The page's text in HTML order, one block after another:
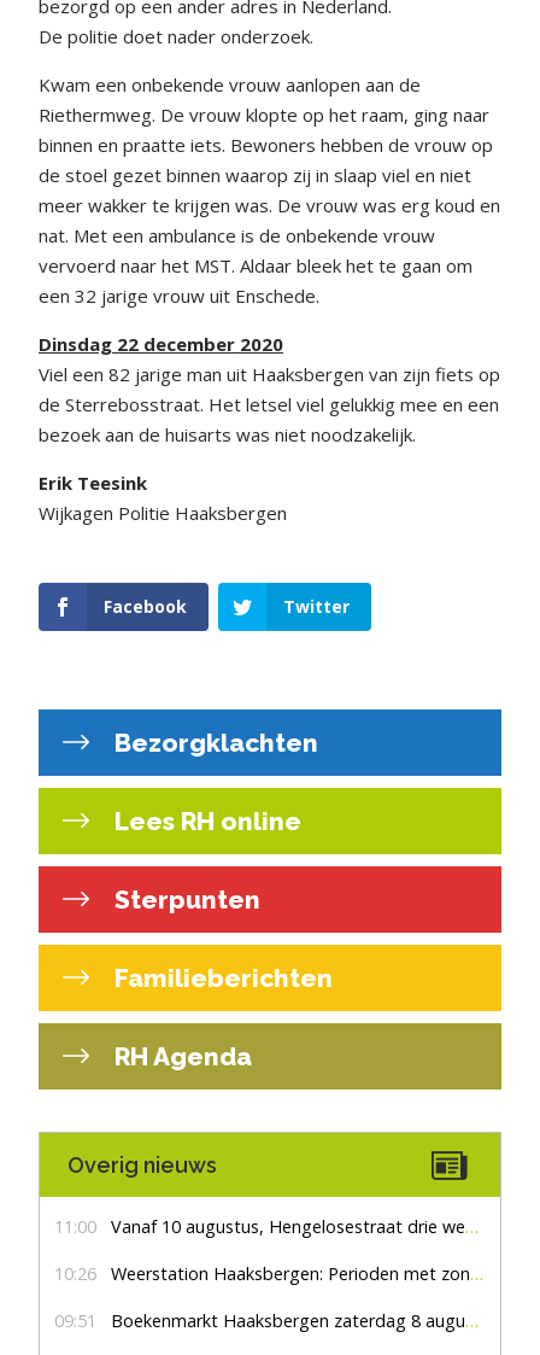
bezorgd op een ander adres in Nederland.
De politie doet nader onderzoek.
Kwam een onbekende vrouw aanlopen aan de
Riethermweg. De vrouw klopte op het raam, ging naar
binnen en praatte iets. Bewoners hebben de vrouw op
de stoel gezet binnen waarop zij in slaap viel en niet
meer wakker te krijgen was. De vrouw was erg koud en
nat. Met een ambulance is de onbekende vrouw
vervoerd naar het MST. Aldaar bleek het te gaan om
een 32 jarige vrouw uit Enschede.
Dinsdag 22 december 2020
Viel een 82 jarige man uit Haaksbergen van zijn fiets op
de Sterrebosstraat. Het letsel viel gelukkig mee en een
bezoek aan de huisarts was niet noodzakelijk.
Erik Teesink
Wijkagen Politie Haaksbergen
Facebook Twitter
Bezorgklachten
Lees RH online
Sterpunten
Familieberichten
RH Agenda
Overig nieuws
11:00 Vanaf 10 augustus, Hengelosestraat drie weken dicht voor doorgaand verkeer
10:26 Weerstation Haaksbergen: Perioden met zon en droog
09:51 Boekenmarkt Haaksbergen zaterdag 8 augustus, marktplein Haaksbergen